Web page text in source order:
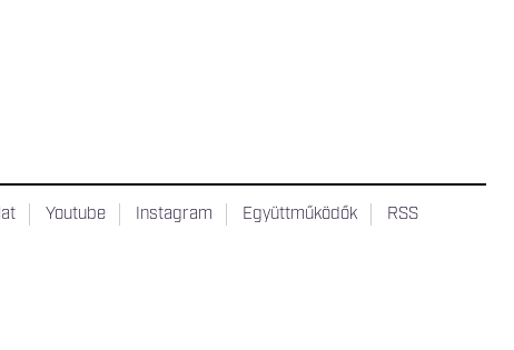
Youtube Instagram Együttműködők RSS